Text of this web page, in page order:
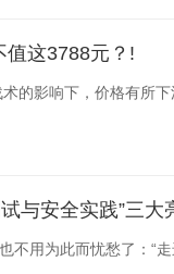
值这3788元？!
的影响下，价格有所
与安全实践”三大
不用为此而忧愁了：“